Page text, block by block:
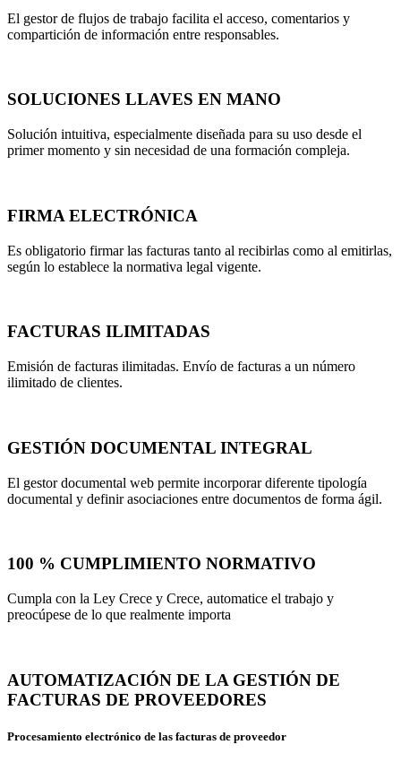
El gestor de flujos de trabajo facilita el acceso, comentarios y
compartición de información entre responsables.
SOLUCIONES LLAVES EN MANO
Solución intuitiva, especialmente diseñada para su uso desde el
primer momento y sin necesidad de una formación compleja.
FIRMA ELECTRÓNICA
Es obligatorio firmar las facturas tanto al recibirlas como al emitirlas,
según lo establece la normativa legal vigente.
FACTURAS ILIMITADAS
Emisión de facturas ilimitadas. Envío de facturas a un número
ilimitado de clientes.
GESTIÓN DOCUMENTAL INTEGRAL
El gestor documental web permite incorporar diferente tipología
documental y definir asociaciones entre documentos de forma ágil.
100 % CUMPLIMIENTO NORMATIVO
Cumpla con la Ley Crece y Crece, automatice el trabajo y
preocúpese de lo que realmente importa
AUTOMATIZACIÓN DE LA GESTIÓN DE
FACTURAS DE PROVEEDORES
Procesamiento electrónico de las facturas de proveedor